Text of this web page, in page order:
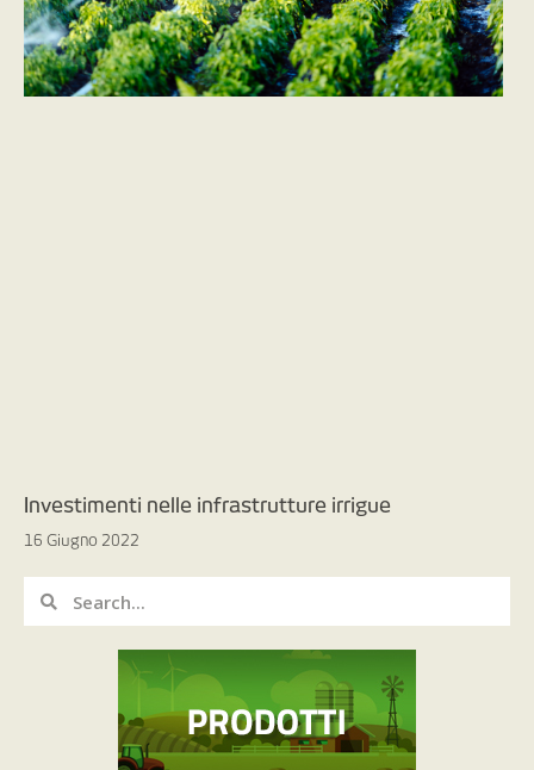
Investimenti nelle infrastrutture irrigue
16 Giugno 2022